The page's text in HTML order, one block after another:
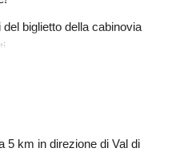
biglietto della cabinovia
5 km in direzione di Val di